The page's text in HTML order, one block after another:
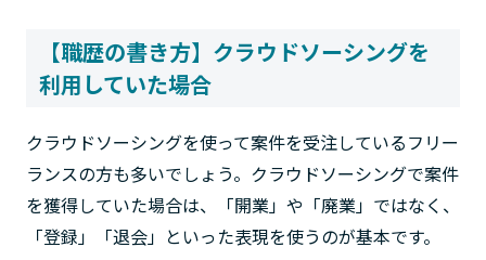
【職歴の書き方】クラウドソーシングを
利用していた場合
クラウドソーシングを使って案件を受注しているフリー
ランスの方も多いでしょう。クラウドソーシングで案件
を獲得していた場合は、「開業」や「廃業」ではなく、
「登録」「退会」といった表現を使うのが基本です。